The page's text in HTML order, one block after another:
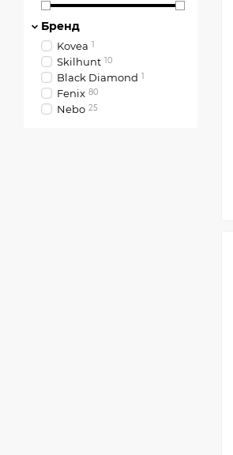
Бренд
Kovea 1
Skilhunt 10
Black Diamond 1
Fenix 80
Nebo 25